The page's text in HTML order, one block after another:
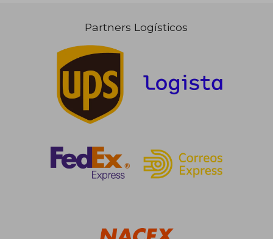
Partners Logísticos